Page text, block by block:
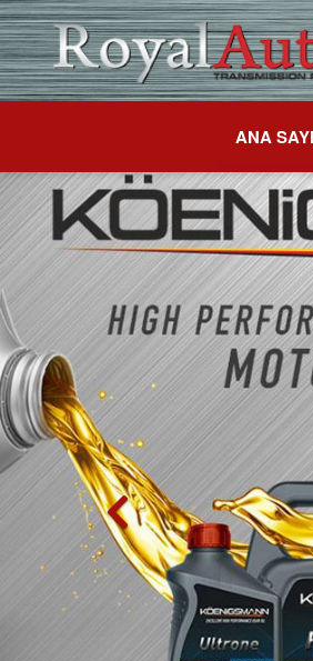
ANA
Previous